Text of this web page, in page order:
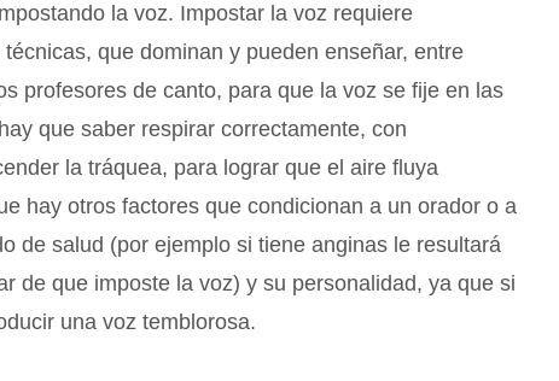
la voz. Impostar la voz requiere
que dominan y pueden enseñar, entre
profesores de canto, para que la voz se fije en las
que saber respirar correctamente, con
la tráquea, para lograr que el aire fluya
hay otros factores que condicionan a un orador o a
de salud (por ejemplo si tiene anginas le resultará
de que imposte la voz) y su personalidad, ya que si
una voz temblorosa.